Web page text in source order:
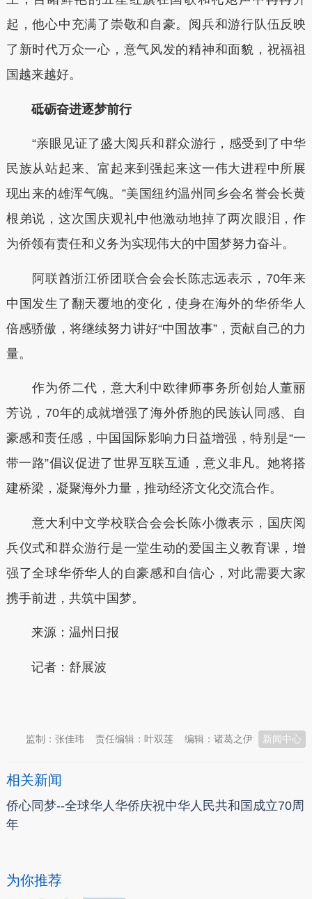
起，他心中充满了崇敬和自豪。阅兵和游行队伍反映
了新时代万众一心，意气风发的精神和面貌，祝福祖
国越来越好。
砥砺奋进逐梦前行
“亲眼见证了盛大阅兵和群众游行，感受到了中华
民族从站起来、富起来到强起来这一伟大进程中所展
现出来的雄浑气魄。”美国纽约温州同乡会名誉会长黄
根弟说，这次国庆观礼中他激动地掉了两次眼泪，作
为侨领有责任和义务为实现伟大的中国梦努力奋斗。
阿联酋浙江侨团联合会会长陈志远表示，70年来
中国发生了翻天覆地的变化，使身在海外的华侨华人
倍感骄傲，将继续努力讲好“中国故事”，贡献自己的力
量。
作为侨二代，意大利中欧律师事务所创始人董丽
芳说，70年的成就增强了海外侨胞的民族认同感、自
豪感和责任感，中国国际影响力日益增强，特别是“一
带一路”倡议促进了世界互联互通，意义非凡。她将搭
建桥梁，凝聚海外力量，推动经济文化交流合作。
意大利中文学校联合会会长陈小微表示，国庆阅
兵仪式和群众游行是一堂生动的爱国主义教育课，增
强了全球华侨华人的自豪感和自信心，对此需要大家
携手前进，共筑中国梦。
来源：温州日报
记者：舒展波
新闻中心
编辑：诸葛之伊
责任编辑：叶双莲
监制：张佳玮
相关新闻
侨心同梦--全球华人华侨庆祝中华人民共和国成立70周
年
为你推荐